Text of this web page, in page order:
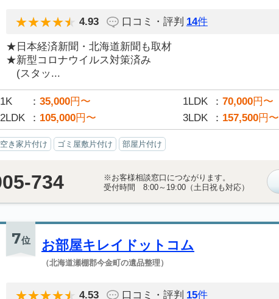
4.93 口コミ・評判 14件
★日本経済新聞・北海道新聞も取材
★新型コロナウイルス対策済み
(スタッ...
1K 35,000円〜 1LDK 70,000円〜
2LDK
105,000円〜 3LDK 157,500円〜
空き家片付け ゴミ屋敷片付け 部屋片付け
734
※お客様相談窓口につながります。
受付時間 8:00～19:00（土日祝も対応）
7位 お部屋キレイドットコム
（北海道瀬棚郡今金町の遺品整理）
4.53 口コミ・評判 15件